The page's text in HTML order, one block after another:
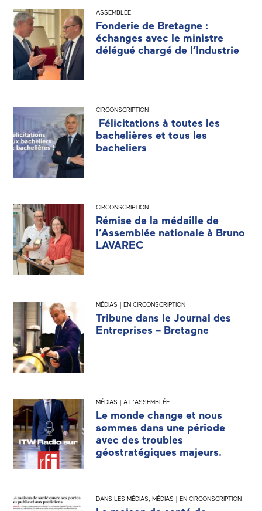
ASSEMBLÉE
Fonderie de Bretagne :
échanges avec le ministre
délégué chargé de l’Industrie
CIRCONSCRIPTION
Félicitations à toutes les
bachelières et tous les
bacheliers
CIRCONSCRIPTION
Rémise de la médaille de
l’Assemblée nationale à Bruno
LAVAREC
MÉDIAS | EN CIRCONSCRIPTION
Tribune dans le Journal des
Entreprises – Bretagne
MÉDIAS | A L'ASSEMBLÉE
Le monde change et nous
sommes dans une période
avec des troubles
géostratégiques majeurs.
DANS LES MÉDIAS, MÉDIAS | EN CIRCONSCRIPTION